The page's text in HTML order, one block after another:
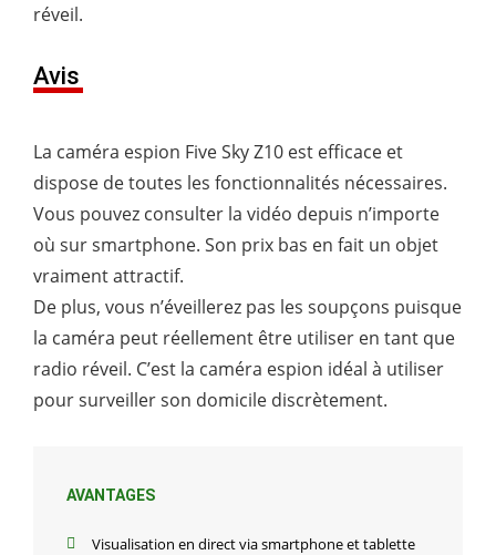
réveil.
Avis
La caméra espion Five Sky Z10 est efficace et
dispose de toutes les fonctionnalités nécessaires.
Vous pouvez consulter la vidéo depuis n’importe
où sur smartphone. Son prix bas en fait un objet
vraiment attractif.
De plus, vous n’éveillerez pas les soupçons puisque
la caméra peut réellement être utiliser en tant que
radio réveil. C’est la caméra espion idéal à utiliser
pour surveiller son domicile discrètement.
AVANTAGES
Visualisation en direct via smartphone et tablette